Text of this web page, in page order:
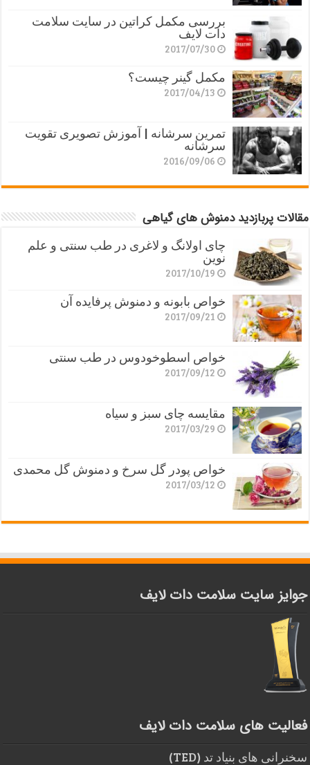
بررسی مکمل کراتین در سایت سلامت
دات لایف
2017/07/30
مکمل گینر چیست؟
2017/04/13
تمرین سرشانه | آموزش تصویری تقویت
سرشانه
2016/09/06
مقالات پربازدید دمنوش های گیاهی
چای اولانگ و لاغری در طب سنتی و علم
نوین
2017/10/19
خواص بابونه و دمنوش پرفایده آن
2017/09/21
خواص اسطوخودوس در طب سنتی
2017/09/12
مقایسه چای سبز و سیاه
2017/03/29
خواص پودر گل سرخ و دمنوش گل محمدی
2017/03/12
جوایز سایت سلامت دات لایف
فعالیت های سلامت دات لایف
سخنرانی های بنیاد تد (TED)